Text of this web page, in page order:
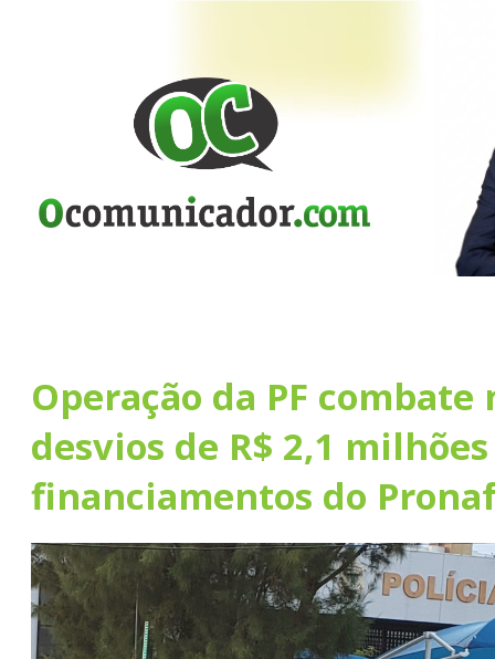
Operação da PF combate
desvios de R$ 2,1
financiamentos do